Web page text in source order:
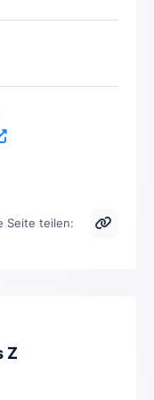
Seite teilen:
Z